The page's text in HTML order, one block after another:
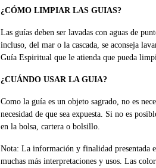
¿CÓMO LIMPIAR LAS GUIAS?
Las guías deben ser lavadas con aguas de
incluso, del mar o la cascada, se aconseja
Guía Espiritual que le atienda que pueda
¿CUÁNDO USAR LA GUIA?
Como la guía es un objeto sagrado, no es
necesidad de que sea expuesta. Si no es
en la bolsa, cartera o bolsillo.
Nota: La información y finalidad presentada
muchas más interpretaciones y usos. Las